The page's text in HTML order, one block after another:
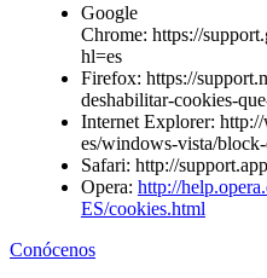
Google
Chrome: https://
hl=es
Firefox: https://
deshabilitar-cookies-
Internet Explorer:
es/windows-vista/
Safari: http://
Opera: http://
ES/cookies.html
Conócenos